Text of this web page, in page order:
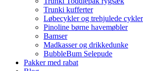
Trunki kufferter
Løbecykler og trehjulede cykler
Pinoline børne havemøbler
Bamser
Madkasser og drikkedunke
BubbleBum Selepude
Pakker med rabat